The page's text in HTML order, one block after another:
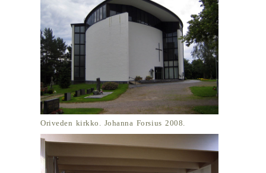
Oriveden kirkko. Johanna Forsius 2008.